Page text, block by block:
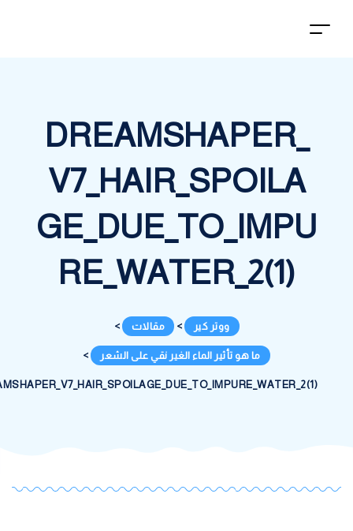
DREAMSHAPER_
V7_HAIR_SPOILA
GE_DUE_TO_IMPU
RE_WATER_2(1)
ووتر كير > مقالات >
ما هو تأثير الماء الغير نقي على الشعر >
DREAMSHAPER_V7_HAIR_SPOILAGE_DUE_TO_IMPURE_WATER_2(1)